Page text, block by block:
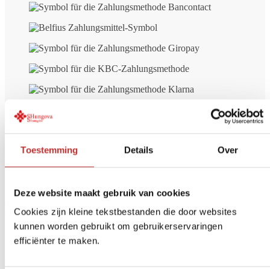
Toestemming Details Over
Deze website maakt gebruik van cookies
Cookies zijn kleine tekstbestanden die door websites
kunnen worden gebruikt om gebruikerservaringen
efficiënter te maken.
Kostenlose Lieferungab € 99 (NL/BE)
Meinungen anderer Kunden zu
Shungite Stück Nachalo - halb